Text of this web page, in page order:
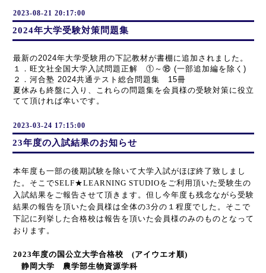
2023-08-21 20:17:00
2024年大学受験対策問題集
最新の2024年大学受験用の下記教材が書棚に追加されました。
１．旺文社全国大学入試問題正解　①～⑱ (一部追加編を除く)
２．河合塾 2024共通テスト総合問題集　15冊
夏休みも終盤に入り、これらの問題集を会員様の受験対策に役立
てて頂ければ幸いです。
2023-03-24 17:15:00
23年度の入試結果のお知らせ
本年度も一部の後期試験を除いて大学入試がほぼ終了致しまし
た。そこでSELF★LEARNING STUDIOをご利用頂いた受験生の
入試結果をご報告させて頂きます。但し今年度も 残念ながら受験
結果の報告を頂いた会員様は全体の3分の１程度でした。そこで
下記に列挙した合格校は報告を頂いた会員様のみのものとなって
おります。
2023年度の国公立大学合格校 (アイウエオ順)
静岡大学 農学部生物資源学科